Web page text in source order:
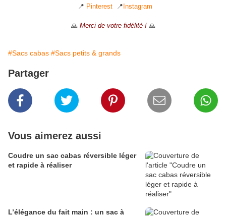
📍 Pinterest 📍 Instagram
🙏 Merci de votre fidélité !🙏
#Sacs cabas #Sacs petits & grands
Partager
Vous aimerez aussi
Coudre un sac cabas réversible léger
et rapide à réaliser
L’élégance du fait main : un sac à